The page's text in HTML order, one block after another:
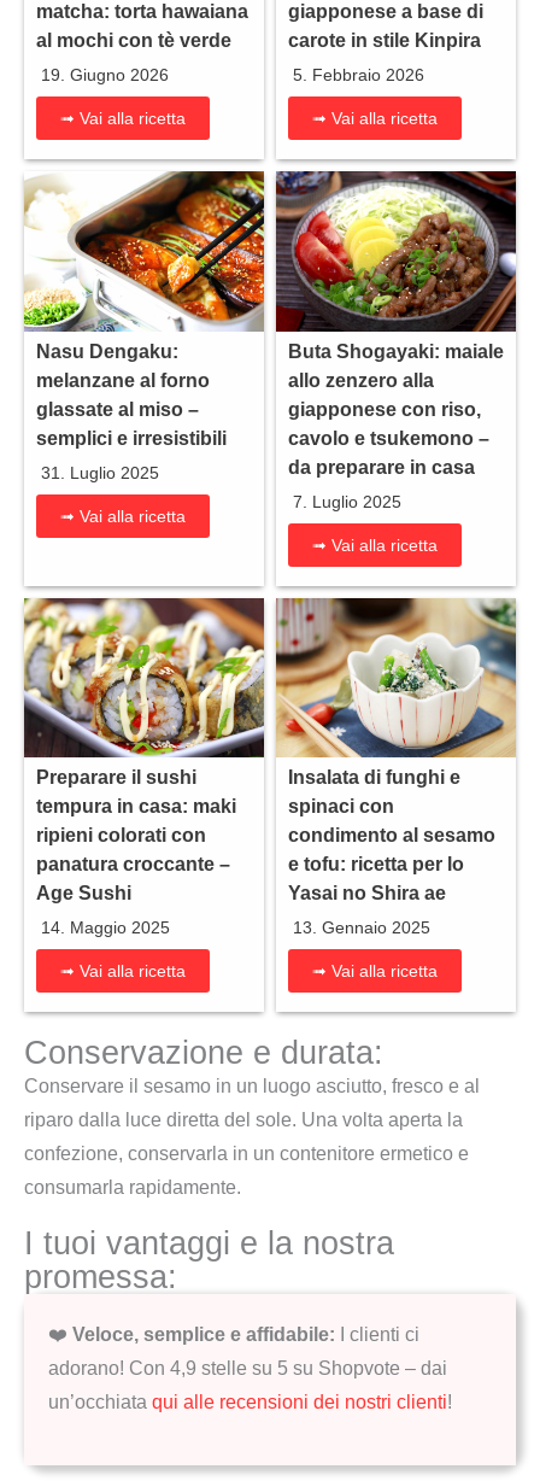
matcha: torta hawaiana
al mochi con tè verde
19. Giugno 2026
➟ Vai alla ricetta
giapponese a base di
carote in stile Kinpira
5. Febbraio 2026
➟ Vai alla ricetta
Nasu Dengaku:
melanzane al forno
glassate al miso –
semplici e irresistibili
31. Luglio 2025
➟ Vai alla ricetta
Buta Shogayaki: maiale
allo zenzero alla
giapponese con riso,
cavolo e tsukemono –
da preparare in casa
7. Luglio 2025
➟ Vai alla ricetta
Preparare il sushi
tempura in casa: maki
ripieni colorati con
panatura croccante –
Age Sushi
14. Maggio 2025
➟ Vai alla ricetta
Insalata di funghi e
spinaci con
condimento al sesamo
e tofu: ricetta per lo
Yasai no Shira ae
13. Gennaio 2025
➟ Vai alla ricetta
Conservazione e durata:
Conservare il sesamo in un luogo asciutto, fresco e al
riparo dalla luce diretta del sole. Una volta aperta la
confezione, conservarla in un contenitore ermetico e
consumarla rapidamente.
I tuoi vantaggi e la nostra
promessa:
❤️ Veloce, semplice e affidabile: I clienti ci
adorano! Con 4,9 stelle su 5 su Shopvote – dai
un’occhiata qui alle recensioni dei nostri clienti!